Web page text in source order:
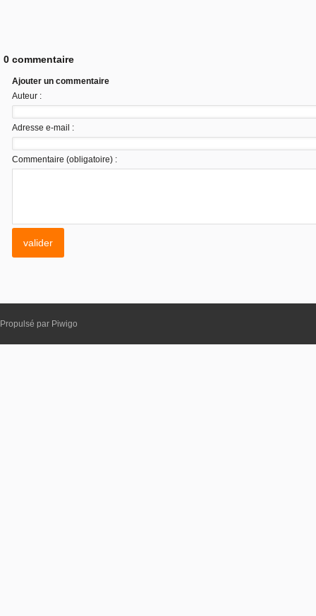
0 commentaire
Ajouter un commentaire
Auteur :
Adresse e-mail :
Commentaire (obligatoire) :
Propulsé par Piwigo